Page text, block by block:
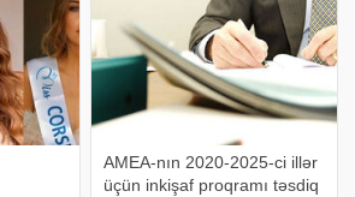
AMEA-nın 2020-2025-ci illər
üçün inkişaf proqramı təsdiq